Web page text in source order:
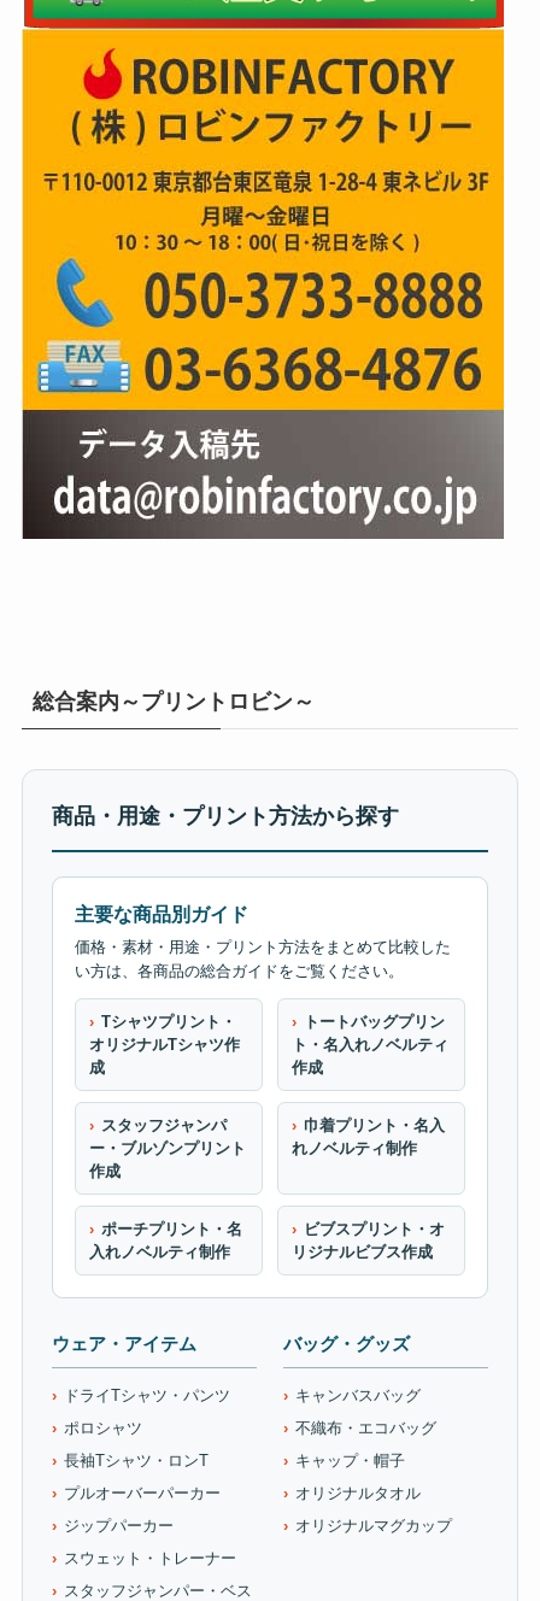
総合案内～プリントロビン～
商品・用途・プリント方法から探す
主要な商品別ガイド
価格・素材・用途・プリント方法をまとめて比較した
い方は、各商品の総合ガイドをご覧ください。
Tシャツプリント・
オリジナルTシャツ作
成
トートバッグプリン
ト・名入れノベルティ
作成
スタッフジャンパ
ー・ブルゾンプリント
作成
巾着プリント・名入
れノベルティ制作
ポーチプリント・名
入れノベルティ制作
ビブスプリント・オ
リジナルビブス作成
ウェア・アイテム
ドライTシャツ・パンツ
ポロシャツ
長袖Tシャツ・ロンT
プルオーバーパーカー
ジップパーカー
スウェット・トレーナー
スタッフジャンパー・ベス
バッグ・グッズ
キャンバスバッグ
不織布・エコバッグ
キャップ・帽子
オリジナルタオル
オリジナルマグカップ